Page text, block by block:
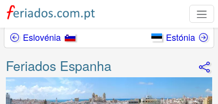
Eslovénia Estónia
Feriados Espanha